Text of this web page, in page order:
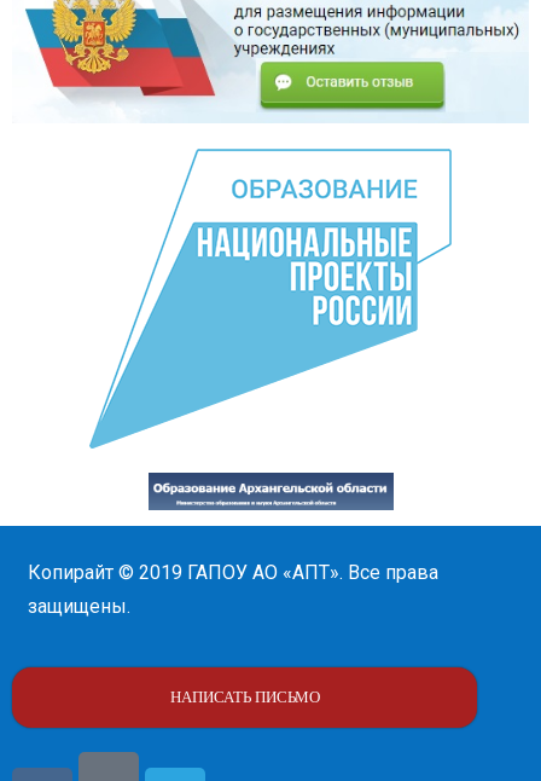
Копирайт © 2019 ГАПОУ АО «АПТ». Все права
защищены.
НАПИСАТЬ ПИСЬМО